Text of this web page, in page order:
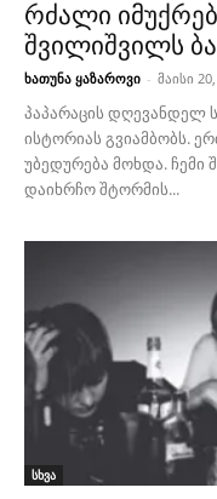
რძალი
შვილიშვილს
ხათუნა ყაზაროვი - მაისი
პაპარაცის დღევანდელ
ისტორიას გვიამბობს.
უბედურება მოხდა. ჩემი
დაიხრჩო შტორმის...
სხვა